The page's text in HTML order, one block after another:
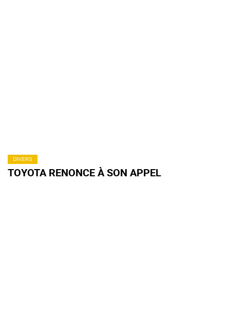
DIVERS
TOYOTA RENONCE À SON APPEL